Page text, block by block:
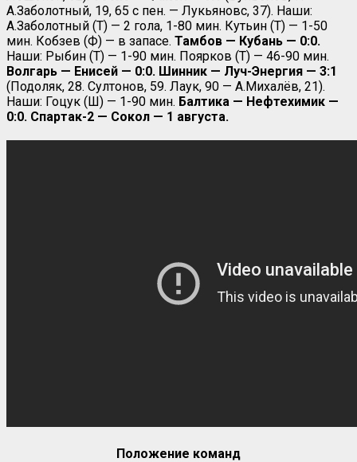
А.Заболотный, 19, 65 с пен. — Лукьяновс, 37). Наши:
А.Заболотный (Т) — 2 гола, 1-80 мин. Кутьин (Т) — 1-50
мин. Кобзев (Ф) — в запасе. Тамбов — Кубань — 0:0.
Наши: Рыбин (Т) — 1-90 мин. Поярков (Т) — 46-90 мин.
Волгарь — Енисей — 0:0. Шинник — Луч-Энергия — 3:1
(Подоляк, 28. Султонов, 59. Лаук, 90 — А.Михалёв, 21).
Наши: Гоцук (Ш) — 1-90 мин. Балтика — Нефтехимик —
0:0. Спартак-2 — Сокол — 1 августа.
Положение команд